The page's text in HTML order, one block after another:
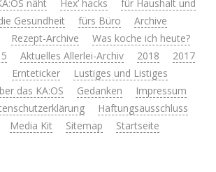
näht Hex’ hacks
für Haushalt und
Gesundheit fürs Büro
Archive
Rezept-Archive
Was koche ich heute?
Aktuelles Allerlei-Archiv 2018
2017
Ernteticker
Lustiges und Listiges
das KA:OS Gedanken
Impressum
Haftungsausschluss
Media Kit Sitemap Startseite